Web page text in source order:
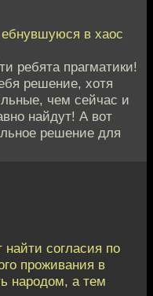
в хаос
ребята прагматики!
решение, хотя
чем сейчас и
найдут! А вот
решение для
найти согласия по
проживания в
народом, а тем